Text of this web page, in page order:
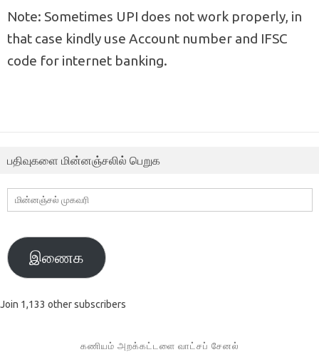
Note: Sometimes UPI does not work properly, in
that case kindly use Account number and IFSC
code for internet banking.
பதிவுகளை மின்னஞ்சலில் பெறுக
மின்னஞ்சல்
முகவரி
இணைக
Join 1,133 other subscribers
கணியம் அறக்கட்டளை வாட்சப் சேனல்